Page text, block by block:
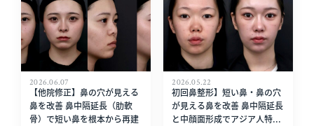
2026.06.07
【他院修正】鼻の穴が見える
鼻を改善 鼻中隔延長（肋軟
骨）で短い鼻を根本から再建
2026.05.22
初回鼻整形】短い鼻・鼻の穴
が見える鼻を改善 鼻中隔延長
と中顔面形成でアジア人特...